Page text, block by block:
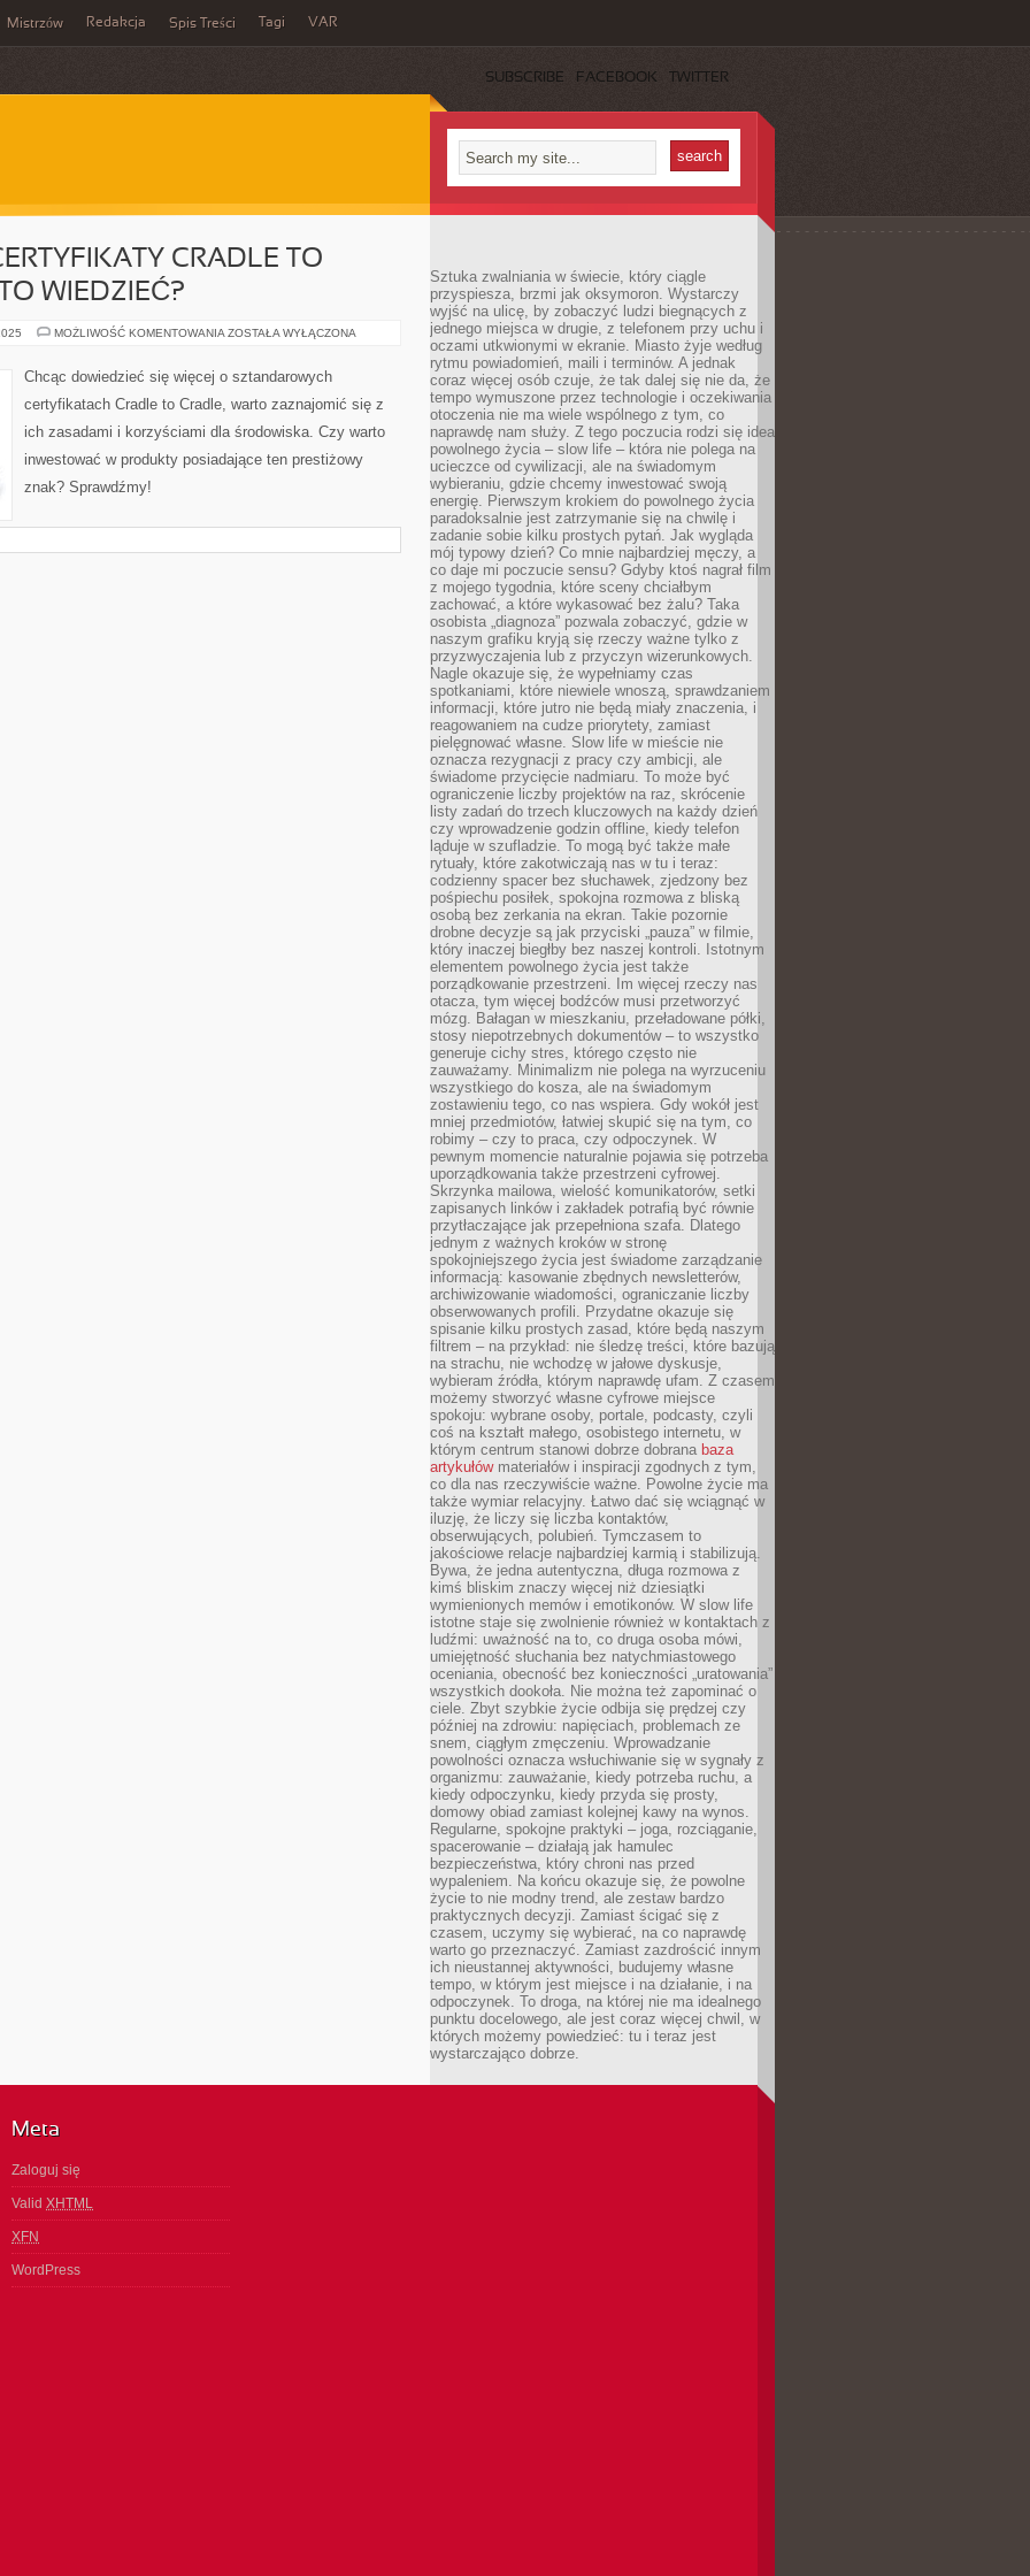
Mistrzów Redakcja Spis Treści Tagi VAR
SUBSCRIBE FACEBOOK TWITTER
CRADLE TO
WIEDZIEĆ?
MOŻLIWOŚĆ KOMENTOWANIA SZTANDAROWE
CRADLE:
WARTO
ZOSTAŁA WYŁĄCZONA
Chcąc dowiedzieć się więcej o sztandarowych
certyfikatach Cradle to Cradle, warto zaznajomić się z
ich zasadami i korzyściami dla środowiska. Czy warto
inwestować w produkty posiadające ten prestiżowy
znak? Sprawdźmy!
Sztuka zwalniania w świecie, który ciągle
przyspiesza, brzmi jak oksymoron. Wystarczy
wyjść na ulicę, by zobaczyć ludzi biegnących z
jednego miejsca w drugie, z telefonem przy uchu i
oczami utkwionymi w ekranie. Miasto żyje według
rytmu powiadomień, maili i terminów. A jednak
coraz więcej osób czuje, że tak dalej się nie da, że
tempo wymuszone przez technologie i oczekiwania
otoczenia nie ma wiele wspólnego z tym, co
naprawdę nam służy. Z tego poczucia rodzi się idea
powolnego życia – slow life – która nie polega na
ucieczce od cywilizacji, ale na świadomym
wybieraniu, gdzie chcemy inwestować swoją
energię. Pierwszym krokiem do powolnego życia
paradoksalnie jest zatrzymanie się na chwilę i
zadanie sobie kilku prostych pytań. Jak wygląda
mój typowy dzień? Co mnie najbardziej męczy, a
co daje mi poczucie sensu? Gdyby ktoś nagrał film
z mojego tygodnia, które sceny chciałbym
zachować, a które wykasować bez żalu? Taka
osobista „diagnoza” pozwala zobaczyć, gdzie w
naszym grafiku kryją się rzeczy ważne tylko z
przyzwyczajenia lub z przyczyn wizerunkowych.
Nagle okazuje się, że wypełniamy czas
spotkaniami, które niewiele wnoszą, sprawdzaniem
informacji, które jutro nie będą miały znaczenia, i
reagowaniem na cudze priorytety, zamiast
pielęgnować własne. Slow life w mieście nie
oznacza rezygnacji z pracy czy ambicji, ale
świadome przycięcie nadmiaru. To może być
ograniczenie liczby projektów na raz, skrócenie
listy zadań do trzech kluczowych na każdy dzień
czy wprowadzenie godzin offline, kiedy telefon
ląduje w szufladzie. To mogą być także małe
rytuały, które zakotwiczają nas w tu i teraz:
codzienny spacer bez słuchawek, zjedzony bez
pośpiechu posiłek, spokojna rozmowa z bliską
osobą bez zerkania na ekran. Takie pozornie
drobne decyzje są jak przyciski „pauza” w filmie,
który inaczej biegłby bez naszej kontroli. Istotnym
elementem powolnego życia jest także
porządkowanie przestrzeni. Im więcej rzeczy nas
otacza, tym więcej bodźców musi przetworzyć
mózg. Bałagan w mieszkaniu, przeładowane półki,
stosy niepotrzebnych dokumentów – to wszystko
generuje cichy stres, którego często nie
zauważamy. Minimalizm nie polega na wyrzuceniu
wszystkiego do kosza, ale na świadomym
zostawieniu tego, co nas wspiera. Gdy wokół jest
mniej przedmiotów, łatwiej skupić się na tym, co
robimy – czy to praca, czy odpoczynek. W
pewnym momencie naturalnie pojawia się potrzeba
uporządkowania także przestrzeni cyfrowej.
Skrzynka mailowa, wielość komunikatorów, setki
zapisanych linków i zakładek potrafią być równie
przytłaczające jak przepełniona szafa. Dlatego
jednym z ważnych kroków w stronę
spokojniejszego życia jest świadome zarządzanie
informacją: kasowanie zbędnych newsletterów,
archiwizowanie wiadomości, ograniczanie liczby
obserwowanych profili. Przydatne okazuje się
spisanie kilku prostych zasad, które będą naszym
filtrem – na przykład: nie śledzę treści, które bazują
na strachu, nie wchodzę w jałowe dyskusje,
wybieram źródła, którym naprawdę ufam. Z czasem
możemy stworzyć własne cyfrowe miejsce
spokoju: wybrane osoby, portale, podcasty, czyli
coś na kształt małego, osobistego internetu, w
którym centrum stanowi dobrze dobrana baza
artykułówmateriałów i inspiracji zgodnych z tym,
co dla nas rzeczywiście ważne. Powolne życie ma
także wymiar relacyjny. Łatwo dać się wciągnąć w
iluzję, że liczy się liczba kontaktów,
obserwujących, polubień. Tymczasem to
jakościowe relacje najbardziej karmią i stabilizują.
Bywa, że jedna autentyczna, długa rozmowa z
kimś bliskim znaczy więcej niż dziesiątki
wymienionych memów i emotikonów. W slow life
istotne staje się zwolnienie również w kontaktach z
ludźmi: uważność na to, co druga osoba mówi,
umiejętność słuchania bez natychmiastowego
oceniania, obecność bez konieczności „uratowania”
wszystkich dookoła. Nie można też zapominać o
ciele. Zbyt szybkie życie odbija się prędzej czy
później na zdrowiu: napięciach, problemach ze
snem, ciągłym zmęczeniu. Wprowadzanie
powolności oznacza wsłuchiwanie się w sygnały z
organizmu: zauważanie, kiedy potrzeba ruchu, a
kiedy odpoczynku, kiedy przyda się prosty,
domowy obiad zamiast kolejnej kawy na wynos.
Regularne, spokojne praktyki – joga, rozciąganie,
spacerowanie – działają jak hamulec
bezpieczeństwa, który chroni nas przed
wypaleniem. Na końcu okazuje się, że powolne
życie to nie modny trend, ale zestaw bardzo
praktycznych decyzji. Zamiast ścigać się z
czasem, uczymy się wybierać, na co naprawdę
warto go przeznaczyć. Zamiast zazdrościć innym
ich nieustannej aktywności, budujemy własne
tempo, w którym jest miejsce i na działanie, i na
odpoczynek. To droga, na której nie ma idealnego
punktu docelowego, ale jest coraz więcej chwil, w
których możemy powiedzieć: tu i teraz jest
wystarczająco dobrze.
Meta
Zaloguj się
Valid XHTML
XFN
WordPress